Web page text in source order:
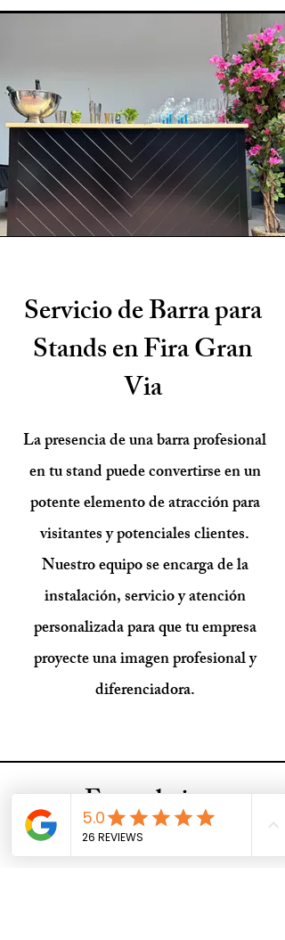
Servicio de Barra para
Stands en Fira Gran
Via
La presencia de una barra profesional
en tu stand puede convertirse en un
potente elemento de atracción para
visitantes y potenciales clientes.
Nuestro equipo se encarga de la
instalación, servicio y atención
personalizada para que tu empresa
proyecte una imagen profesional y
diferenciadora.
Formulario
Direcion